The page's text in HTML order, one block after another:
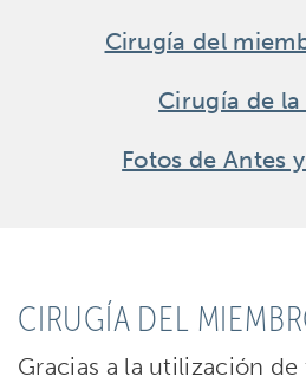
Cirugía del
Cirugía de
Fotos de Antes
CIRUGÍA DEL
Gracias a la utilización